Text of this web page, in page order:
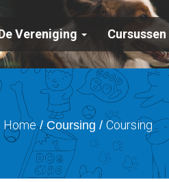
Vereniging Cursussen
Home/ Coursing /Coursing